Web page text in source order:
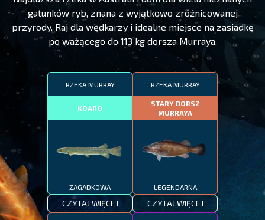
gatunków ryb, znana z wyjątkowo zróżnicowanej
przyrody. Raj dla wędkarzy i idealne miejsce na zasiadkę
po ważącego do 113 kg dorsza Murraya.
RZEKA MURRAY
KOARO
ZAGADKOWA
CZYTAJ WIĘCEJ
RZEKA MURRAY
STARY DORSZ
MURRAYA
LEGENDARNA
CZYTAJ WIĘCEJ